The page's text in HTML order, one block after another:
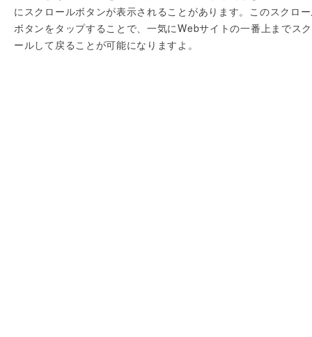
にスクロールボタンが表示されることがあります。このスクロ
ボタンをタップすることで、一気にWebサイトの一番上までス
ールして戻ることが可能になりますよ。